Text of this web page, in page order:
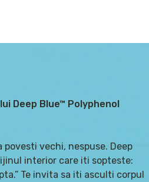
Deep Blue™ Polyphenol
vechi, nespuse. Deep
interior care iti sopteste:
Te invita sa iti asculti corpul